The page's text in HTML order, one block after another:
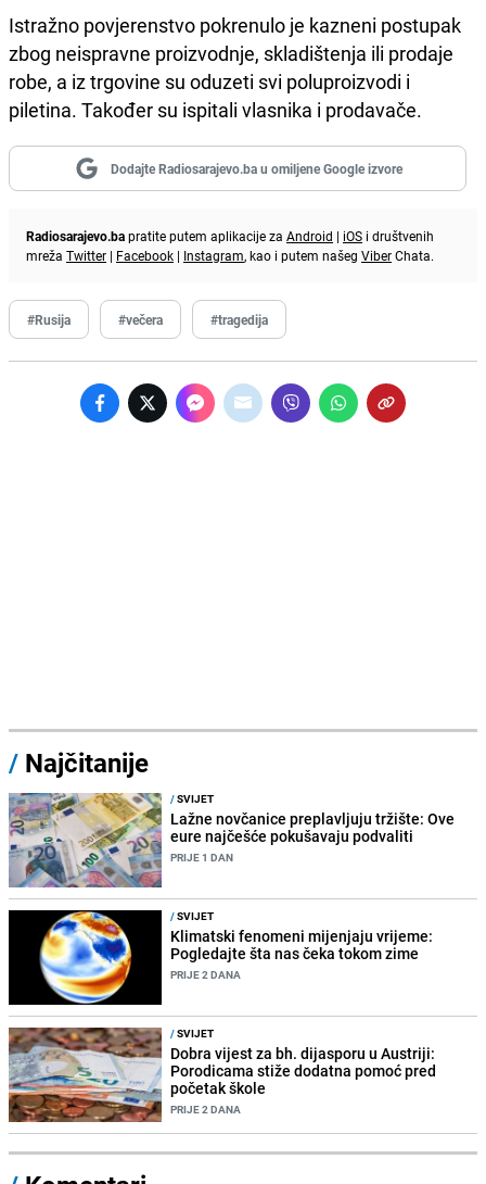
Istražno povjerenstvo pokrenulo je kazneni postupak
zbog neispravne proizvodnje, skladištenja ili prodaje
robe, a iz trgovine su oduzeti svi poluproizvodi i
piletina. Također su ispitali vlasnika i prodavače.
Dodajte Radiosarajevo.ba u omiljene Google izvore
Radiosarajevo.bapratite putem aplikacije za Android | iOS i društvenih
mreža Twitter | Facebook | Instagram, kao i putem našeg ViberChata.
#Rusija #večera #tragedija
/ Najčitanije
/SVIJET
Lažne novčanice preplavljuju tržište: Ove
eure najčešće pokušavaju podvaliti
PRIJE 1 DAN
/SVIJET
Klimatski fenomeni mijenjaju vrijeme:
Pogledajte šta nas čeka tokom zime
PRIJE 2 DANA
/SVIJET
Dobra vijest za bh. dijasporu u Austriji:
Porodicama stiže dodatna pomoć pred
početak škole
PRIJE 2 DANA